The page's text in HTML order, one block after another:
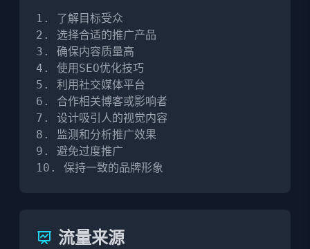
1. 了解目标受众
2. 选择合适的推广产品
3. 确保内容质量高
4. 使用SEO优化技巧
5. 利用社交媒体平台
6. 合作相关博客或影响者
7. 设计吸引人的视觉内容
8. 监测和分析推广效果
9. 避免过度推广
10. 保持一致的品牌形象
流量来源